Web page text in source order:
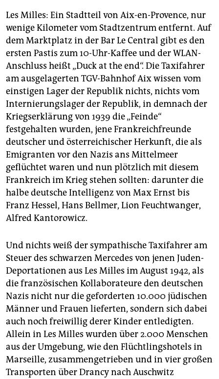
Les Milles: Ein Stadtteil von Aix-en-Provence, nur
wenige Kilometer vom Stadtzentrum entfernt. Auf
dem Marktplatz in der Bar Le Central gibt es den
ersten Pastis zum 10-Uhr-Kaffee und der WLAN-
Anschluss heißt „Duck at the end“. Die Taxifahrer
am ausgelagerten TGV-Bahnhof Aix wissen vom
einstigen Lager der Republik nichts, nichts vom
Internierungslager der Republik, in demnach der
Kriegserklärung von 1939 die „Feinde“
festgehalten wurden, jene Frankreichfreunde
deutscher und österreichischer Herkunft, die als
Emigranten vor den Nazis ans Mittelmeer
geflüchtet waren und nun plötzlich mit diesem
Frankreich im Krieg stehen sollten: darunter die
halbe deutsche Intelligenz von Max Ernst bis
Franz Hessel, Hans Bellmer, Lion Feuchtwanger,
Alfred Kantorowicz.
Und nichts weiß der sympathische Taxifahrer am
Steuer des schwarzen Mercedes von jenen Juden-
Deportationen aus Les Milles im August 1942, als
die französischen Kollaborateure den deutschen
Nazis nicht nur die geforderten 10.000 jüdischen
Männer und Frauen lieferten, sondern sich dabei
auch noch freiwillig derer Kinder entledigten.
Allein in Les Milles wurden über 2.000 Menschen
aus der Umgebung, wie den Flüchtlingshotels in
Marseille, zusammengetrieben und in vier großen
Transporten über Drancy nach Auschwitz